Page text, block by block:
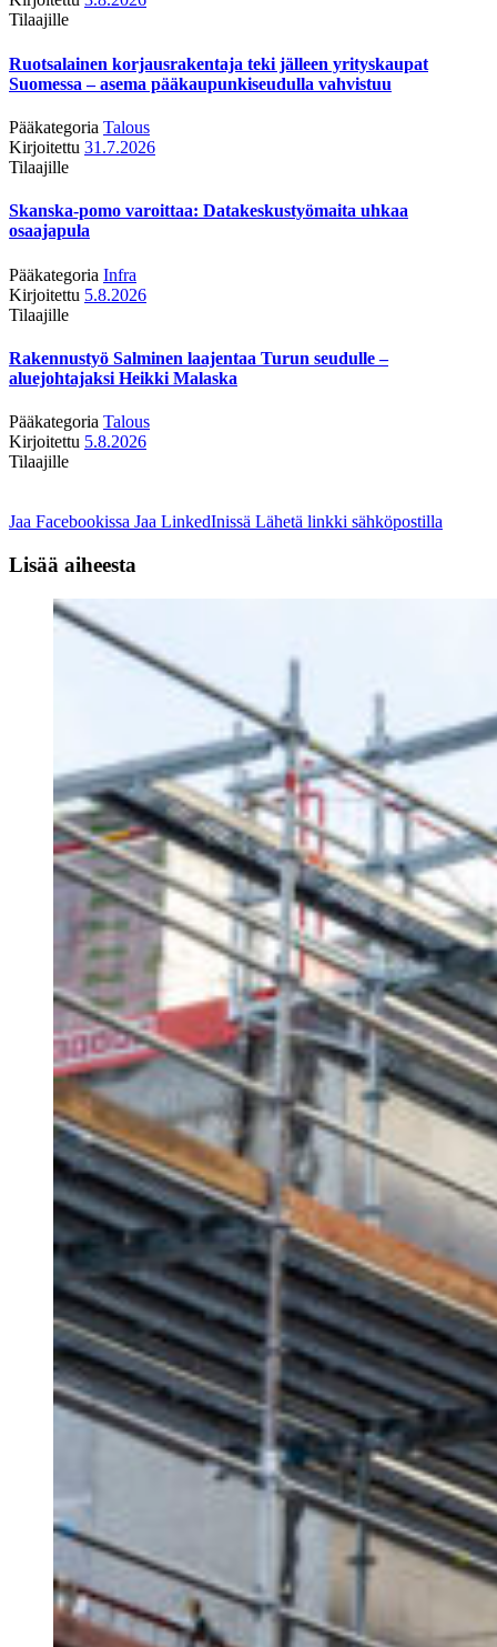
Tilaajille
Ruotsalainen korjausrakentaja teki jälleen yrityskaupat
Suomessa – asema pääkaupunkiseudulla vahvistuu
Pääkategoria Talous
Kirjoitettu 31.7.2026
Tilaajille
Skanska-pomo varoittaa: Datakeskustyömaita uhkaa
osaajapula
Pääkategoria Infra
Kirjoitettu 5.8.2026
Tilaajille
Rakennustyö Salminen laajentaa Turun seudulle –
aluejohtajaksi Heikki Malaska
Pääkategoria Talous
Kirjoitettu 5.8.2026
Tilaajille
Jaa Facebookissa Jaa LinkedInissä Lähetä linkki sähköpostilla
Lisää aiheesta